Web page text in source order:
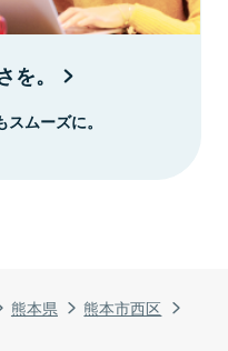
熊本県
熊本市西区
。
ムーズに。